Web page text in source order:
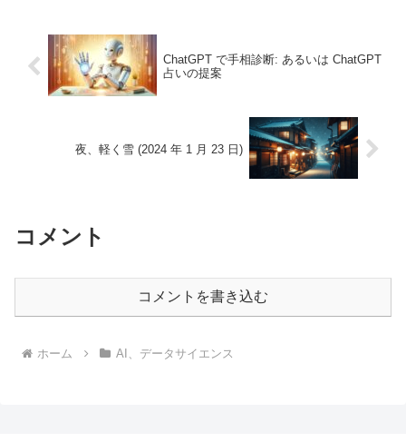
ChatGPT で手相診断: あるいは ChatGPT
占いの提案
夜、軽く雪 (2024 年 1 月 23 日)
コメント
コメントを書き込む
ホーム AI、データサイエンス